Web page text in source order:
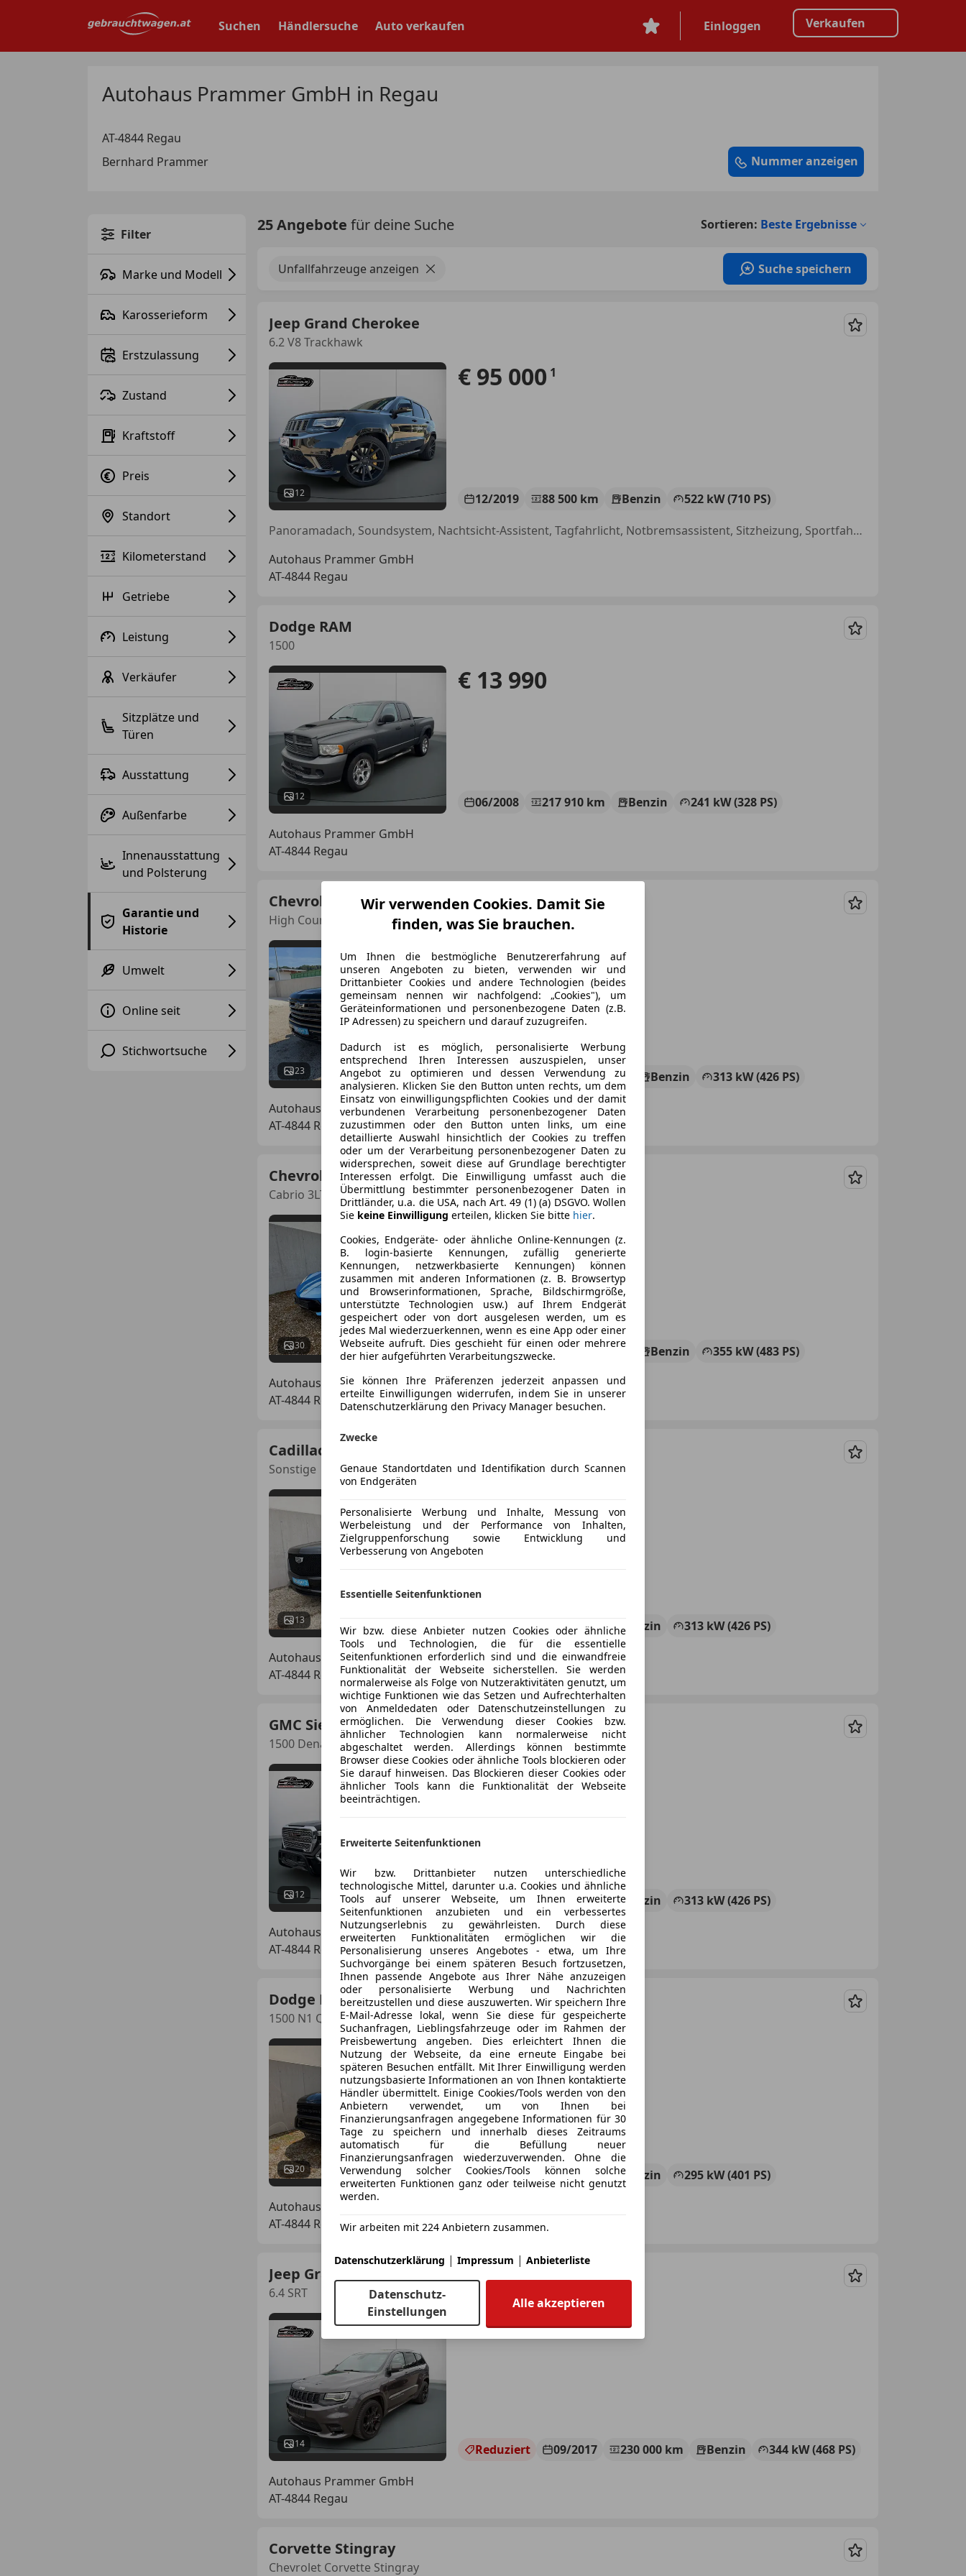
Suchen Händlersuche Auto verkaufen Einloggen Verkaufen
Autohaus Prammer GmbH in Regau
AT-4844 Regau
Bernhard Prammer
Nummer anzeigen
Filter
Marke und Modell
Karosserieform
Erstzulassung
Zustand
Kraftstoff
Preis
Standort
Kilometerstand
Getriebe
Leistung
Verkäufer
Sitzplätze und
Türen
Ausstattung
Außenfarbe
Innenausstattung
und Polsterung
Garantie und
Historie
Umwelt
Online seit
Stichwortsuche
25 Angebote für deine Suche Sortieren: Beste Ergebnisse
Unfallfahrzeuge anzeigen Suche speichern
Jeep Grand Cherokee
6.2 V8 Trackhawk
Merken
12
€ 95 000 1
12/2019 88 500 km Benzin
522 kW (710 PS)
Panoramadach, Soundsystem, Nachtsicht-Assistent, Tagfahrlicht, Notbremsassistent, Sitzheizung, Sportfahrwerk, Ambientebeleuchtung
Autohaus Prammer GmbH
AT-4844 Regau
Dodge RAM
1500
Merken
12
€ 13 990
06/2008 217 910 km Benzin
241 kW (328 PS)
Autohaus Prammer GmbH
AT-4844 Regau
Chevrolet Silverado
High Country Midnight Black
Merken
23
€ 101 5001
- (Erstzulassung) 10 km Benzin
313 kW (426 PS)
Autohaus Prammer GmbH
AT-4844 Regau
Chevrolet Corvette
Cabrio 3LT-Ausstattung
Merken
30
€ 219 000
- (Erstzulassung) 30 km Benzin
355 kW (483 PS)
Autohaus Prammer GmbH
AT-4844 Regau
Cadillac Escalade
Sonstige
Merken
13
€ 188 000
10/2021 41 000 km Benzin
313 kW (426 PS)
Autohaus Prammer GmbH
AT-4844 Regau
GMC Sierra
1500 Denali Crew Cab Long Bed 4x4
Merken
12
€ 92 0001
01/2022 91 095 km Benzin
313 kW (426 PS)
Autohaus Prammer GmbH
AT-4844 Regau
Dodge RAM
1500 N1 Quad Cab Longbed
Merken
20
€ 66 990
02/2021 82 120 km Benzin
295 kW (401 PS)
Autohaus Prammer GmbH
AT-4844 Regau
Jeep Grand Cherokee
6.4 SRT
Merken
14
€ 29 000 € 30 990,-
Reduziert 09/2017 230 000 km Benzin
344 kW (468 PS)
Autohaus Prammer GmbH
AT-4844 Regau
Corvette Stingray
Chevrolet Corvette Stingray
Merken
Wir verwenden Cookies. Damit Sie
finden, was Sie brauchen.
Um Ihnen die bestmögliche Benutzererfahrung auf
unseren Angeboten zu bieten, verwenden wir und
Drittanbieter Cookies und andere Technologien (beides
gemeinsam nennen wir nachfolgend: „Cookies"), um
Geräteinformationen und personenbezogene Daten (z.B.
IP Adressen) zu speichern und darauf zuzugreifen.
Dadurch ist es möglich, personalisierte Werbung
entsprechend Ihren Interessen auszuspielen, unser
Angebot zu optimieren und dessen Verwendung zu
analysieren. Klicken Sie den Button unten rechts, um dem
Einsatz von einwilligungspflichten Cookies und der damit
verbundenen Verarbeitung personenbezogener Daten
zuzustimmen oder den Button unten links, um eine
detaillierte Auswahl hinsichtlich der Cookies zu treffen
oder um der Verarbeitung personenbezogener Daten zu
widersprechen, soweit diese auf Grundlage berechtigter
Interessen erfolgt. Die Einwilligung umfasst auch die
Übermittlung bestimmter personenbezogener Daten in
Drittländer, u.a. die USA, nach Art. 49 (1) (a) DSGVO. Wollen
Sie keine Einwilligung erteilen, klicken Sie bitte hier.
Cookies, Endgeräte- oder ähnliche Online-Kennungen (z.
B. login-basierte Kennungen, zufällig generierte
Kennungen, netzwerkbasierte Kennungen) können
zusammen mit anderen Informationen (z. B. Browsertyp
und Browserinformationen, Sprache, Bildschirmgröße,
unterstützte Technologien usw.) auf Ihrem Endgerät
gespeichert oder von dort ausgelesen werden, um es
jedes Mal wiederzuerkennen, wenn es eine App oder einer
Webseite aufruft. Dies geschieht für einen oder mehrere
der hier aufgeführten Verarbeitungszwecke.
Sie können Ihre Präferenzen jederzeit anpassen und
erteilte Einwilligungen widerrufen, indem Sie in unserer
Datenschutzerklärung den Privacy Manager besuchen.
Zwecke
Genaue Standortdaten und Identifikation durch Scannen
von Endgeräten
Personalisierte Werbung und Inhalte, Messung von
Werbeleistung und der Performance von Inhalten,
Zielgruppenforschung sowie Entwicklung und
Verbesserung von Angeboten
Essentielle Seitenfunktionen
Wir bzw. diese Anbieter nutzen Cookies oder ähnliche
Tools und Technologien, die für die essentielle
Seitenfunktionen erforderlich sind und die einwandfreie
Funktionalität der Webseite sicherstellen. Sie werden
normalerweise als Folge von Nutzeraktivitäten genutzt, um
wichtige Funktionen wie das Setzen und Aufrechterhalten
von Anmeldedaten oder Datenschutzeinstellungen zu
ermöglichen. Die Verwendung dieser Cookies bzw.
ähnlicher Technologien kann normalerweise nicht
abgeschaltet werden. Allerdings können bestimmte
Browser diese Cookies oder ähnliche Tools blockieren oder
Sie darauf hinweisen. Das Blockieren dieser Cookies oder
ähnlicher Tools kann die Funktionalität der Webseite
beeinträchtigen.
Erweiterte Seitenfunktionen
Wir bzw. Drittanbieter nutzen unterschiedliche
technologische Mittel, darunter u.a. Cookies und ähnliche
Tools auf unserer Webseite, um Ihnen erweiterte
Seitenfunktionen anzubieten und ein verbessertes
Nutzungserlebnis zu gewährleisten. Durch diese
erweiterten Funktionalitäten ermöglichen wir die
Personalisierung unseres Angebotes - etwa, um Ihre
Suchvorgänge bei einem späteren Besuch fortzusetzen,
Ihnen passende Angebote aus Ihrer Nähe anzuzeigen
oder personalisierte Werbung und Nachrichten
bereitzustellen und diese auszuwerten. Wir speichern Ihre
E-Mail-Adresse lokal, wenn Sie diese für gespeicherte
Suchanfragen, Lieblingsfahrzeuge oder im Rahmen der
Preisbewertung angeben. Dies erleichtert Ihnen die
Nutzung der Webseite, da eine erneute Eingabe bei
späteren Besuchen entfällt. Mit Ihrer Einwilligung werden
nutzungsbasierte Informationen an von Ihnen kontaktierte
Händler übermittelt. Einige Cookies/Tools werden von den
Anbietern verwendet, um von Ihnen bei
Finanzierungsanfragen angegebene Informationen für 30
Tage zu speichern und innerhalb dieses Zeitraums
automatisch für die Befüllung neuer
Finanzierungsanfragen wiederzuverwenden. Ohne die
Verwendung solcher Cookies/Tools können solche
erweiterten Funktionen ganz oder teilweise nicht genutzt
werden.
Wir arbeiten mit 224 Anbietern zusammen.
Datenschutzerklärung | Impressum | Anbieterliste
Datenschutz-
Einstellungen
Alle akzeptieren